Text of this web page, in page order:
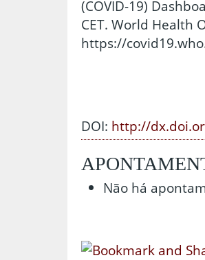
(COVID-19)
CET. World Health
https://
DOI: http://
Não há